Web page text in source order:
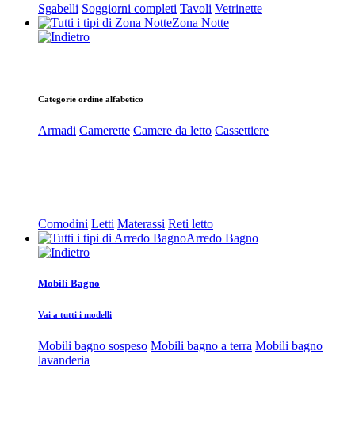
Sgabelli Soggiorni completi Tavoli Vetrinette
Zona Notte
Categorie ordine alfabetico
Armadi Camerette Camere da letto Cassettiere
Comodini Letti Materassi Reti letto
Arredo Bagno
Mobili Bagno
Vai a tutti i modelli
Mobili bagno sospeso Mobili bagno a terra Mobili bagno
lavanderia